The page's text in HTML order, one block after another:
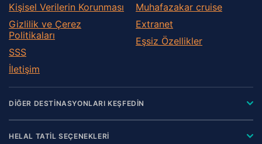
Kişisel Verilerin Korunması
Gizlilik ve Çerez
Politikaları
SSS
İletişim
Muhafazakar сruise
Extranet
Eşsiz Özellikler
DİĞER DESTİNASYONLARI KEŞFEDİN
HELAL TATİL SEÇENEKLERİ